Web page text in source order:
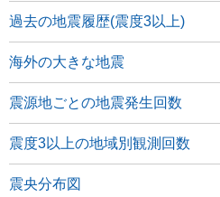
過去の地震履歴(震度3以上)
海外の大きな地震
震源地ごとの地震発生回数
震度3以上の地域別観測回数
震央分布図